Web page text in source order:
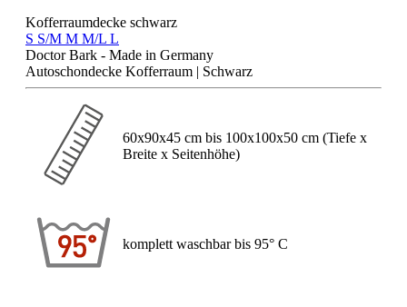
Kofferraumdecke schwarz
S S/M M M/L L
Doctor Bark - Made in Germany
Autoschondecke Kofferraum | Schwarz
60x90x45 cm bis 100x100x50 cm (Tiefe x
Breite x Seitenhöhe)
komplett waschbar bis 95° C